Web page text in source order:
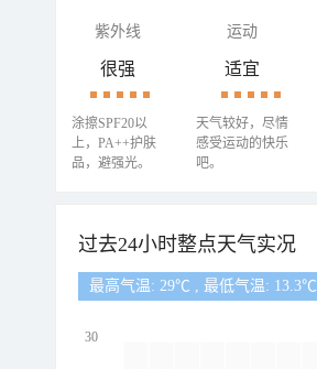
紫外线 运动
很强
涂擦SPF20以
上，PA++护肤
品，避强光。
适宜
天气较好，尽情
感受运动的快乐
吧。
过去24小时整点天气实况
最高气温: 29℃ , 最低气温: 13.3℃
30